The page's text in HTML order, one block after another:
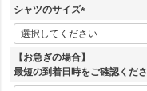
須
)
シャツのサイズ
(
必
須
)
【お急ぎの場合】
最短の到着日時をご確認くだ